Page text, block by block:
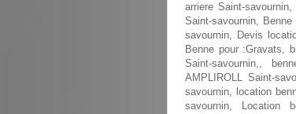
arriere Saint-
Saint-savournin,
savournin, Devis
Benne pour :Gravats,
Saint-savournin,,
AMPLIROLL Saint-
savournin, location
savournin, Location